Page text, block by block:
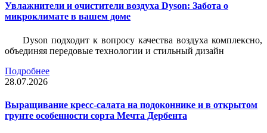
Увлажнители и очистители воздуха Dyson: Забота о
микроклимате в вашем доме
Dyson подходит к вопросу качества воздуха комплексно,
объединяя передовые технологии и стильный дизайн
Подробнее
28.07.2026
Выращивание кресс-салата на подоконнике и в открытом
грунте особенности сорта Мечта Дербента